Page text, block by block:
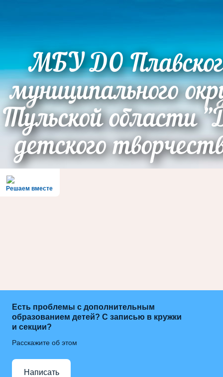
МБУ ДО
муниципального
Тульской области
детского
Решаем вместе
Есть проблемы с дополнительным
образованием детей? С записью в кружки
и секции?
Расскажите об этом
Написать